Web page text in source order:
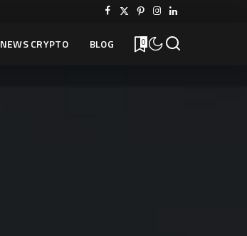
NEWS CRYPTO BLOG 0